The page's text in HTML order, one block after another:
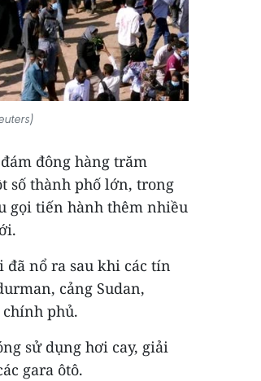
đông hàng trăm
số thành phố lớn, trong
gọi tiến hành thêm nhiều
nổ ra sau khi các tín
cảng Sudan,
phủ.
sử dụng hơi cay, giải
gara ôtô.